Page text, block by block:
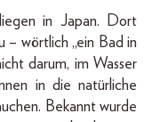
in Japan. Dort
– wörtlich „ein Bad in
darum, im Wasser
in die natürliche
Bekannt wurde